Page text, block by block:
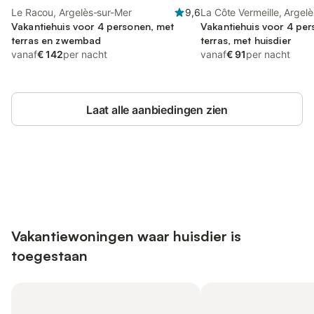
Le Racou, Argelès-sur-Mer
9,6
Vakantiehuis voor 4 personen, met
terras en zwembad
vanaf€ 142per nacht
La Côte Vermeille,
Vakantiehuis voor 4
terras, met huisdier
vanaf€ 91per nacht
Laat alle aanbiedingen zien
Vakantiewoningen waar huisdier is
toegestaan